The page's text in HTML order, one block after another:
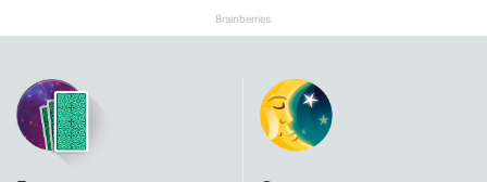
Brainberries